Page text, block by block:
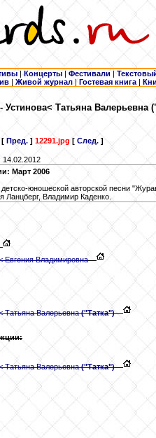
| Концерты | Фестивали |
| Живой журнал |Гостевая книга |
Устинова< Татьяна Валерьевна
[ Пред. ] 12291.jpg [ След. ]
14.02.2012
Март 2006
юношеской авторской песни
Ланцберг, Владимир Каденко.
Евгения Владимировна
Татьяна Валерьевна("Татка")
Татьяна Валерьевна("Татка")